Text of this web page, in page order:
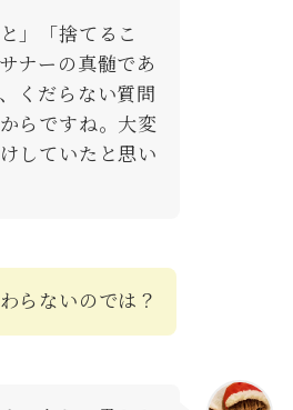
」「捨てるこ
ナーの真髄であ
くだらない質問
らですね。大変
していたと思い
らないのでは？